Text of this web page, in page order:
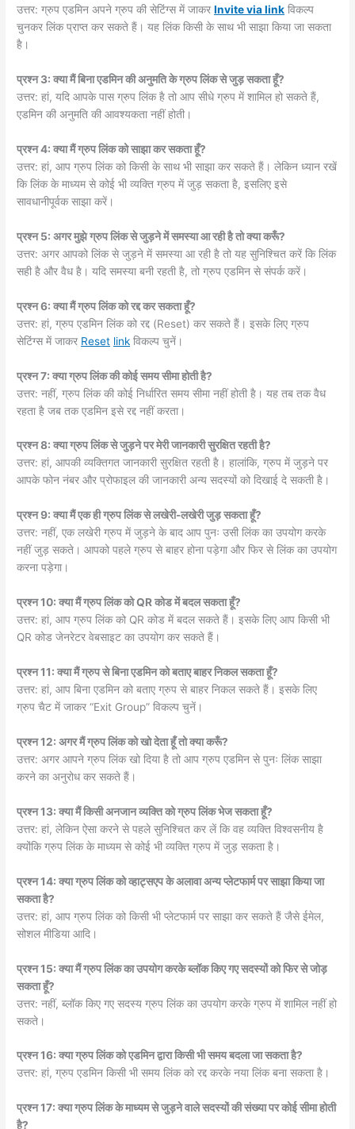
उत्तर: ग्रुप एडमिन अपने ग्रुप की सेटिंग्स में जाकरInvite via link विकल्प
चुनकर लिंक प्राप्त कर सकते हैं। यह लिंक किसी के साथ भी साझा किया जा सकता
है।
प्रश्न 3: क्या मैं बिना एडमिन की अनुमति के ग्रुप लिंक से जुड़ सकता हूँ?
उत्तर: हां, यदि आपके पास ग्रुप लिंक है तो आप सीधे ग्रुप में शामिल हो सकते हैं,
एडमिन की अनुमति की आवश्यकता नहीं होती।
प्रश्न 4: क्या मैं ग्रुप लिंक को साझा कर सकता हूँ?
उत्तर: हां, आप ग्रुप लिंक को किसी के साथ भी साझा कर सकते हैं। लेकिन ध्यान रखें
कि लिंक के माध्यम से कोई भी व्यक्ति ग्रुप में जुड़ सकता है, इसलिए इसे
सावधानीपूर्वक साझा करें।
प्रश्न 5: अगर मुझे ग्रुप लिंक से जुड़ने में समस्या आ रही है तो क्या करूँ?
उत्तर: अगर आपको लिंक से जुड़ने में समस्या आ रही है तो यह सुनिश्चित करें कि लिंक
सही है और वैध है। यदि समस्या बनी रहती है, तो ग्रुप एडमिन से संपर्क करें।
प्रश्न 6: क्या मैं ग्रुप लिंक को रद्द कर सकता हूँ?
उत्तर: हां, ग्रुप एडमिन लिंक को रद्द (Reset) कर सकते हैं। इसके लिए ग्रुप
सेटिंग्स में जाकर Reset link विकल्प चुनें।
प्रश्न 7: क्या ग्रुप लिंक की कोई समय सीमा होती है?
उत्तर: नहीं, ग्रुप लिंक की कोई निर्धारित समय सीमा नहीं होती है। यह तब तक वैध
रहता है जब तक एडमिन इसे रद्द नहीं करता।
प्रश्न 8: क्या ग्रुप लिंक से जुड़ने पर मेरी जानकारी सुरक्षित रहती है?
उत्तर: हां, आपकी व्यक्तिगत जानकारी सुरक्षित रहती है। हालांकि, ग्रुप में जुड़ने पर
आपके फोन नंबर और प्रोफाइल की जानकारी अन्य सदस्यों को दिखाई दे सकती है।
प्रश्न 9: क्या मैं एक ही ग्रुप लिंक से लखेरी-लखेरी जुड़ सकता हूँ?
उत्तर: नहीं, एक लखेरी ग्रुप में जुड़ने के बाद आप पुनः उसी लिंक का उपयोग करके
नहीं जुड़ सकते। आपको पहले ग्रुप से बाहर होना पड़ेगा और फिर से लिंक का उपयोग
करना पड़ेगा।
प्रश्न 10: क्या मैं ग्रुप लिंक को QR कोड में बदल सकता हूँ?
उत्तर: हां, आप ग्रुप लिंक को QR कोड में बदल सकते हैं। इसके लिए आप किसी भी
QR कोड जेनरेटर वेबसाइट का उपयोग कर सकते हैं।
प्रश्न 11: क्या मैं ग्रुप से बिना एडमिन को बताए बाहर निकल सकता हूँ?
उत्तर: हां, आप बिना एडमिन को बताए ग्रुप से बाहर निकल सकते हैं। इसके लिए
ग्रुप चैट में जाकर “Exit Group” विकल्प चुनें।
प्रश्न 12: अगर मैं ग्रुप लिंक को खो देता हूँ तो क्या करूँ?
उत्तर: अगर आपने ग्रुप लिंक खो दिया है तो आप ग्रुप एडमिन से पुनः लिंक साझा
करने का अनुरोध कर सकते हैं।
प्रश्न 13: क्या मैं किसी अनजान व्यक्ति को ग्रुप लिंक भेज सकता हूँ?
उत्तर: हां, लेकिन ऐसा करने से पहले सुनिश्चित कर लें कि वह व्यक्ति विश्वसनीय है
क्योंकि ग्रुप लिंक के माध्यम से कोई भी व्यक्ति ग्रुप में जुड़ सकता है।
प्रश्न 14: क्या ग्रुप लिंक को व्हाट्सएप के अलावा अन्य प्लेटफार्म पर साझा किया जा
सकता है?
उत्तर: हां, आप ग्रुप लिंक को किसी भी प्लेटफार्म पर साझा कर सकते हैं जैसे ईमेल,
सोशल मीडिया आदि।
प्रश्न 15: क्या मैं ग्रुप लिंक का उपयोग करके ब्लॉक किए गए सदस्यों को फिर से जोड़
सकता हूँ?
उत्तर: नहीं, ब्लॉक किए गए सदस्य ग्रुप लिंक का उपयोग करके ग्रुप में शामिल नहीं हो
सकते।
प्रश्न 16: क्या ग्रुप लिंक को एडमिन द्वारा किसी भी समय बदला जा सकता है?
उत्तर: हां, ग्रुप एडमिन किसी भी समय लिंक को रद्द करके नया लिंक बना सकता है।
प्रश्न 17: क्या ग्रुप लिंक के माध्यम से जुड़ने वाले सदस्यों की संख्या पर कोई सीमा होती
है?